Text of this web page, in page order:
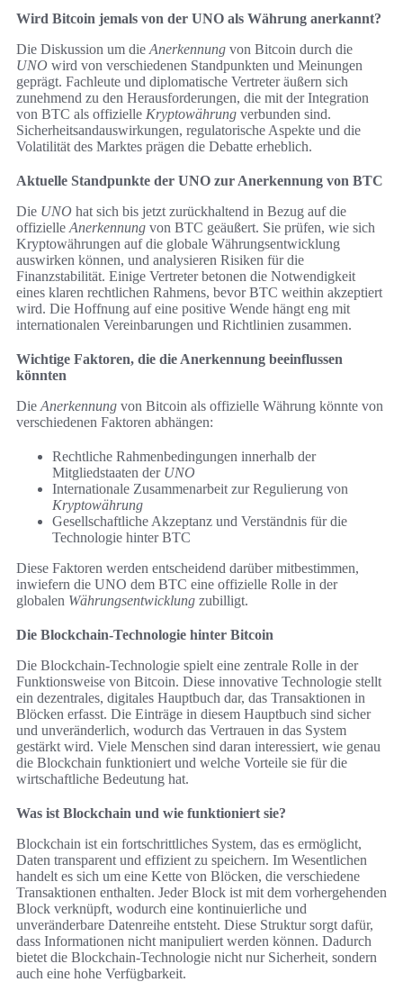
Wird Bitcoin jemals von der UNO als Währung anerkannt?
Die Diskussion um die Anerkennung von Bitcoin durch die
UNO wird von verschiedenen Standpunkten und Meinungen
geprägt. Fachleute und diplomatische Vertreter äußern sich
zunehmend zu den Herausforderungen, die mit der Integration
von BTC als offizielle Kryptowährung verbunden sind.
Sicherheitsandauswirkungen, regulatorische Aspekte und die
Volatilität des Marktes prägen die Debatte erheblich.
Aktuelle Standpunkte der UNO zur Anerkennung von BTC
Die UNO hat sich bis jetzt zurückhaltend in Bezug auf die
offizielle Anerkennung von BTC geäußert. Sie prüfen, wie sich
Kryptowährungen auf die globale Währungsentwicklung
auswirken können, und analysieren Risiken für die
Finanzstabilität. Einige Vertreter betonen die Notwendigkeit
eines klaren rechtlichen Rahmens, bevor BTC weithin akzeptiert
wird. Die Hoffnung auf eine positive Wende hängt eng mit
internationalen Vereinbarungen und Richtlinien zusammen.
Wichtige Faktoren, die die Anerkennung beeinflussen
könnten
Die Anerkennung von Bitcoin als offizielle Währung könnte von
verschiedenen Faktoren abhängen:
Rechtliche Rahmenbedingungen innerhalb der
Mitgliedstaaten der UNO
Internationale Zusammenarbeit zur Regulierung von
Kryptowährung
Gesellschaftliche Akzeptanz und Verständnis für die
Technologie hinter BTC
Diese Faktoren werden entscheidend darüber mitbestimmen,
inwiefern die UNO dem BTC eine offizielle Rolle in der
globalen Währungsentwicklung zubilligt.
Die Blockchain-Technologie hinter Bitcoin
Die Blockchain-Technologie spielt eine zentrale Rolle in der
Funktionsweise von Bitcoin. Diese innovative Technologie stellt
ein dezentrales, digitales Hauptbuch dar, das Transaktionen in
Blöcken erfasst. Die Einträge in diesem Hauptbuch sind sicher
und unveränderlich, wodurch das Vertrauen in das System
gestärkt wird. Viele Menschen sind daran interessiert, wie genau
die Blockchain funktioniert und welche Vorteile sie für die
wirtschaftliche Bedeutung hat.
Was ist Blockchain und wie funktioniert sie?
Blockchain ist ein fortschrittliches System, das es ermöglicht,
Daten transparent und effizient zu speichern. Im Wesentlichen
handelt es sich um eine Kette von Blöcken, die verschiedene
Transaktionen enthalten. Jeder Block ist mit dem vorhergehenden
Block verknüpft, wodurch eine kontinuierliche und
unveränderbare Datenreihe entsteht. Diese Struktur sorgt dafür,
dass Informationen nicht manipuliert werden können. Dadurch
bietet die Blockchain-Technologie nicht nur Sicherheit, sondern
auch eine hohe Verfügbarkeit.